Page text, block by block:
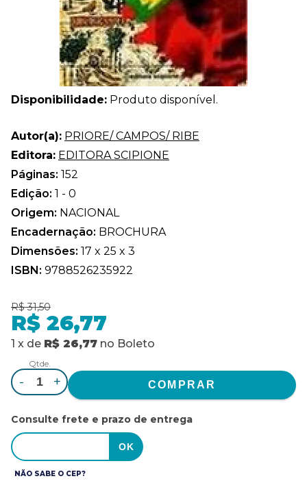
Disponibilidade: Produto disponível.
Autor(a): PRIORE/ CAMPOS/ RIBE
Editora: EDITORA SCIPIONE
Páginas: 152
Edição: 1 - 0
Origem: NACIONAL
Encadernação: BROCHURA
Dimensões: 17 x 25 x 3
ISBN: 9788526235922
R$ 31,50
R$ 26,77
1 x de R$ 26,77 no Boleto
Qtde.
- +
Consulte frete e prazo de entrega
NÃO SABE O CEP?